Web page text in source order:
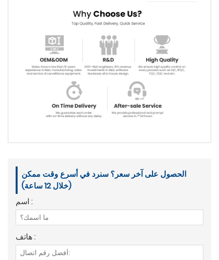
الحصول على آخر سعر؟ سنرد في أسرع وقت ممكن
(خلال 12 ساعة)
اسم :
هاتف :